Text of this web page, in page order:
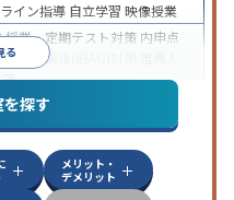
る
イン指導 自立学習 映像授業
授業・定期テスト対策 内申点
総合型選抜(旧AO)対策
授業の振替可能
ットを利用オンライン対応1
探す
メリット・
デメリット